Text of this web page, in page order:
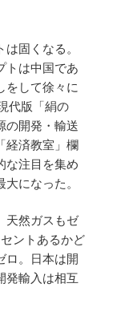
固くなる。
トは中国であ
をして徐々に
代版「絹の
の開発・輸送
経済教室」欄
な注目を集め
になった。
天然ガスもゼ
ントあるかど
ロ。日本は開
発輸入は相互